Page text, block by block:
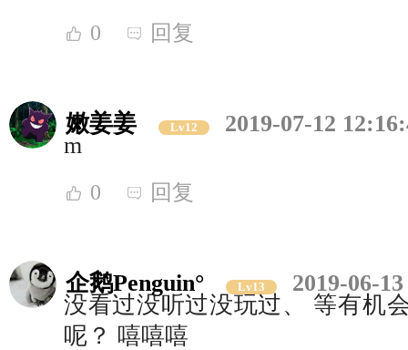
0 回复
嫩姜姜 Lv12
2019-07-12
m
0 回复
企鹅Penguin° Lv13
2019-06-
没看过没听过没玩过、 等有机
呢？ 嘻嘻嘻